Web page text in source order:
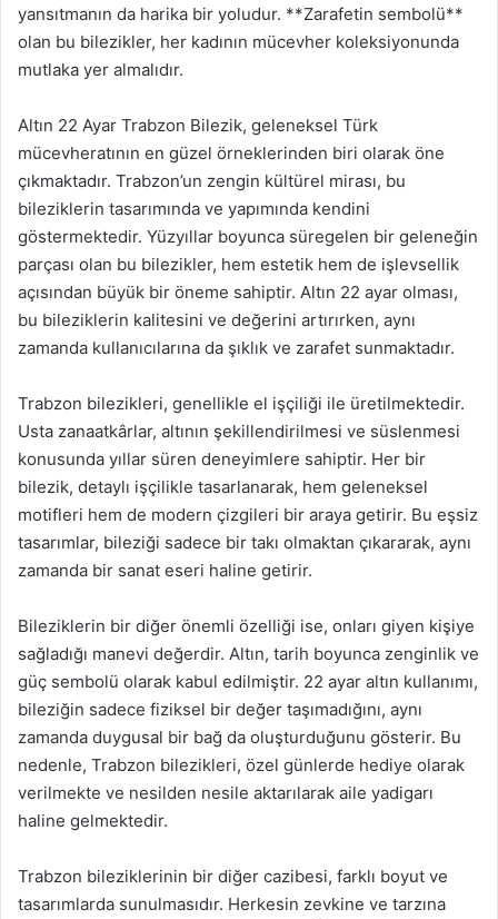
yansıtmanın da harika bir yoludur. **Zarafetin sembolü**
olan bu bilezikler, her kadının mücevher koleksiyonunda
mutlaka yer almalıdır.
Altın 22 Ayar Trabzon Bilezik, geleneksel Türk
mücevheratının en güzel örneklerinden biri olarak öne
çıkmaktadır. Trabzon’un zengin kültürel mirası, bu
bileziklerin tasarımında ve yapımında kendini
göstermektedir. Yüzyıllar boyunca süregelen bir geleneğin
parçası olan bu bilezikler, hem estetik hem de işlevsellik
açısından büyük bir öneme sahiptir. Altın 22 ayar olması,
bu bileziklerin kalitesini ve değerini artırırken, aynı
zamanda kullanıcılarına da şıklık ve zarafet sunmaktadır.
Trabzon bilezikleri, genellikle el işçiliği ile üretilmektedir.
Usta zanaatkârlar, altının şekillendirilmesi ve süslenmesi
konusunda yıllar süren deneyimlere sahiptir. Her bir
bilezik, detaylı işçilikle tasarlanarak, hem geleneksel
motifleri hem de modern çizgileri bir araya getirir. Bu eşsiz
tasarımlar, bileziği sadece bir takı olmaktan çıkararak, aynı
zamanda bir sanat eseri haline getirir.
Bileziklerin bir diğer önemli özelliği ise, onları giyen kişiye
sağladığı manevi değerdir. Altın, tarih boyunca zenginlik ve
güç sembolü olarak kabul edilmiştir. 22 ayar altın kullanımı,
bileziğin sadece fiziksel bir değer taşımadığını, aynı
zamanda duygusal bir bağ da oluşturduğunu gösterir. Bu
nedenle, Trabzon bilezikleri, özel günlerde hediye olarak
verilmekte ve nesilden nesile aktarılarak aile yadigarı
haline gelmektedir.
Trabzon bileziklerinin bir diğer cazibesi, farklı boyut ve
tasarımlarda sunulmasıdır. Herkesin zevkine ve tarzına